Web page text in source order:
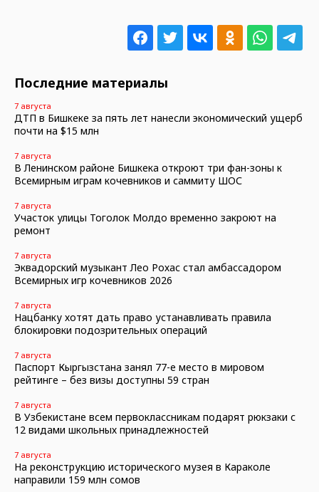
Последние материалы
7 августа
ДТП в Бишкеке за пять лет нанесли экономический ущерб
почти на $15 млн
7 августа
В Ленинском районе Бишкека откроют три фан-зоны к
Всемирным играм кочевников и саммиту ШОС
7 августа
Участок улицы Тоголок Молдо временно закроют на
ремонт
7 августа
Эквадорский музыкант Лео Рохас стал амбассадором
Всемирных игр кочевников 2026
7 августа
Нацбанку хотят дать право устанавливать правила
блокировки подозрительных операций
7 августа
Паспорт Кыргызстана занял 77-е место в мировом
рейтинге – без визы доступны 59 стран
7 августа
В Узбекистане всем первоклассникам подарят рюкзаки с
12 видами школьных принадлежностей
7 августа
На реконструкцию исторического музея в Караколе
направили 159 млн сомов